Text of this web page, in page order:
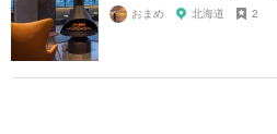
おまめ 北海道 2